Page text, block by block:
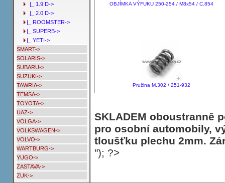
|_ 1.9 D->
|_ 2.0 D->
|_ ROOMSTER->
|_ SUPERB->
|_ YETI->
SMART->
SOLARIS->
SUBARU->
SUZUKI->
TAWRIA->
TEMSA->
TOYOTA->
UAZ->
VOLGA->
VOLKSWAGEN->
VOLVO->
WARTBURG->
YUGO->
ZASTAVA->
ZUK->
OBJÍMKA VÝFUKU 250-254 / M8x54 / C.854
Pružina M.302 / 251-932
SKLADEM oboustranně
pro osobní automobily,
tloušťku plechu 2mm.
"); ?>